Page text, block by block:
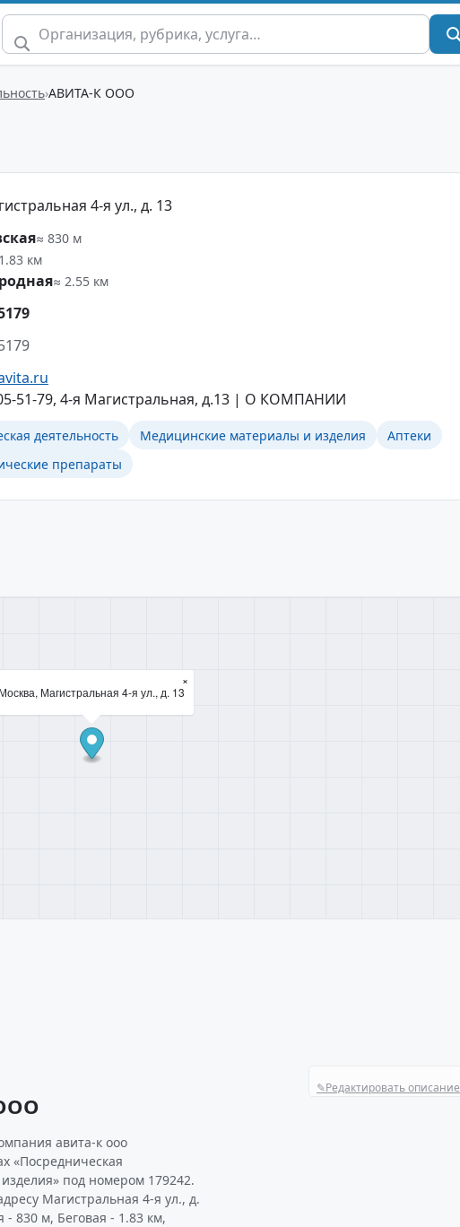
АВИТА-К ООО
4-я ул., д. 13
≈ 830 м
км
≈ 2.55 км
51-79, 4-я Магистральная, д.13 | О КОМПАНИИ
деятельность Медицинские материалы и изделия
Аптеки
препараты
Москва, Магистральная 4-я ул., д. 13
×
✎Редактировать описание
авита-к ооо
«Посредническая
под номером 179242.
Магистральная 4-я ул., д.
830 м, Беговая - 1.83 км,